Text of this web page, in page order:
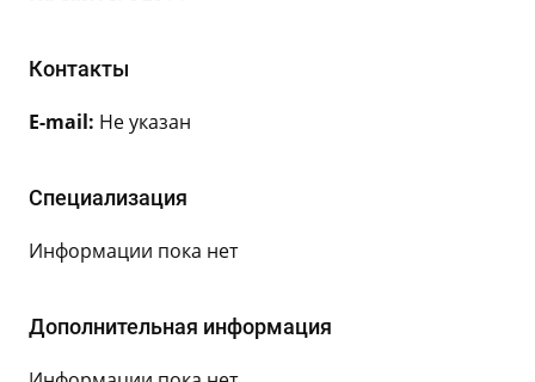
Контакты
E-mail: Не указан
Специализация
Информации пока нет
Дополнительная информация